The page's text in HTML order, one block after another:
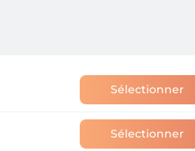
Sélectionner
Sélectionner